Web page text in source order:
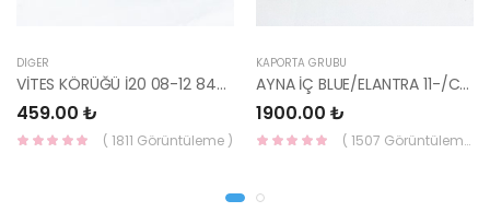
DIĞER
VİTES KÖRÜĞÜ İ20 08-12 84640-1J000-YS
459.00 ₺
( 1811 Görüntüleme )
KAPORTA GRUBU
AYNA İÇ BLUE/ELANTRA 11-/CEED 10-/RİO 12-/SPORTAGE 11- 85101-3X100-HMC
1900.00 ₺
( 1507 Görüntüleme )